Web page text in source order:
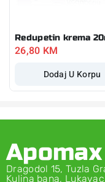
Redupetin krema
26,80 KM
Dodaj U Korpu
Dragodol 15, Tuzla
Kulina bana,